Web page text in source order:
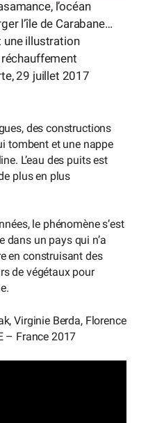
l’océan
l’île de Carabane…
une illustration
29 juillet 2017
des constructions
tombent et une nappe
L’eau des puits est
plus en plus
le phénomène s’est
dans un pays qui n’a
en construisant des
de végétaux pour
Virginie Berda, Florence
– France 2017